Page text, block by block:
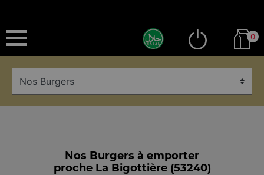
0
Nos Burgers à emporter
proche La Bigottière (53240)